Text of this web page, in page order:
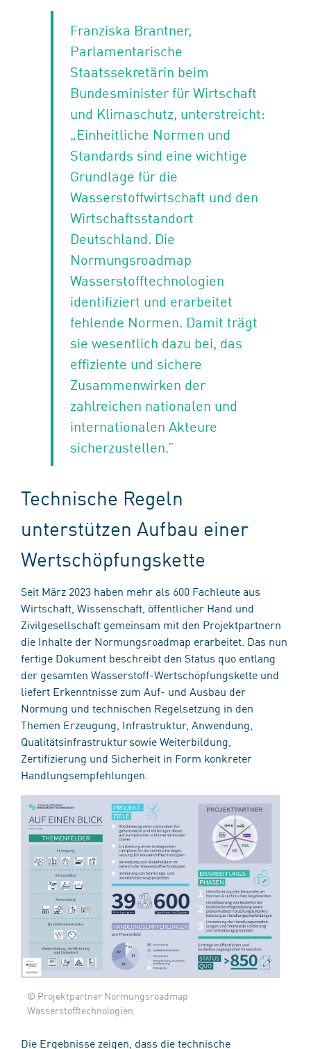
Franziska Brantner,
Parlamentarische
Staatssekretärin beim
Bundesminister für Wirtschaft
und Klimaschutz, unterstreicht:
„Einheitliche Normen und
Standards sind eine wichtige
Grundlage für die
Wasserstoffwirtschaft und den
Wirtschaftsstandort
Deutschland. Die
Normungsroadmap
Wasserstofftechnologien
identifiziert und erarbeitet
fehlende Normen. Damit trägt
sie wesentlich dazu bei, das
effiziente und sichere
Zusammenwirken der
zahlreichen nationalen und
internationalen Akteure
sicherzustellen.”
Technische Regeln
unterstützen Aufbau einer
Wertschöpfungskette
Seit März 2023 haben mehr als 600 Fachleute aus
Wirtschaft, Wissenschaft, öffentlicher Hand und
Zivilgesellschaft gemeinsam mit den Projektpartnern
die Inhalte der Normungsroadmap erarbeitet. Das nun
fertige Dokument beschreibt den Status quo entlang
der gesamten Wasserstoff-Wertschöpfungskette und
liefert Erkenntnisse zum Auf- und Ausbau der
Normung und technischen Regelsetzung in den
Themen Erzeugung, Infrastruktur, Anwendung,
Qualitätsinfrastruktur sowie Weiterbildung,
Zertifizierung und Sicherheit in Form konkreter
Handlungsempfehlungen.
© Projektpartner Normungsroadmap
Wasserstofftechnologien
Die Ergebnisse zeigen, dass die technische